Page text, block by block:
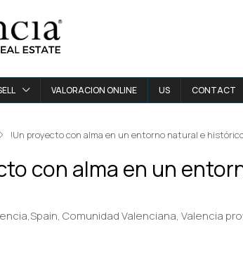
VALORACION ONLINE US CONTACT
!Un proyecto con alma en un entorno natural e
con alma en un
Comunidad Valenciana, Valencia